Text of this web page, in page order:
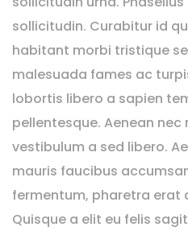
sollicitudin. Curabitur id
habitant morbi tristique
malesuada fames ac
lobortis libero a sapien
pellentesque. Aenean
vestibulum a sed libero.
mauris faucibus
fermentum, pharetra erat
Quisque a elit eu felis